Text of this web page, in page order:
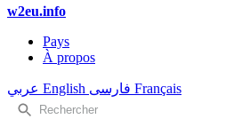
w2eu.info
Pays
À propos
عربي English فارسی Français